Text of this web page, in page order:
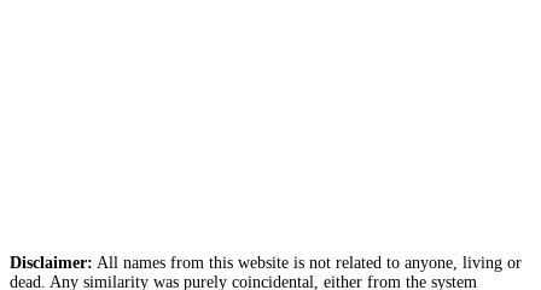
Disclaimer: All names from this website is not related to anyone, living or
dead. Any similarity was purely coincidental, either from the system